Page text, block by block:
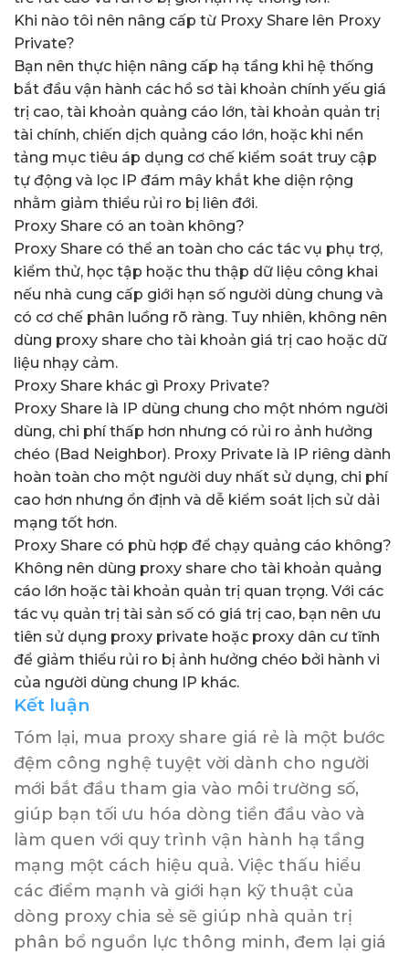
Khi nào tôi nên nâng cấp từ Proxy Share lên Proxy
Private?
Bạn nên thực hiện nâng cấp hạ tầng khi hệ thống
bắt đầu vận hành các hồ sơ tài khoản chính yếu giá
trị cao, tài khoản quảng cáo lớn, tài khoản quản trị
tài chính, chiến dịch quảng cáo lớn, hoặc khi nền
tảng mục tiêu áp dụng cơ chế kiểm soát truy cập
tự động và lọc IP đám mây khắt khe diện rộng
nhằm giảm thiểu rủi ro bị liên đới.
Proxy Share có an toàn không?
Proxy Share có thể an toàn cho các tác vụ phụ trợ,
kiểm thử, học tập hoặc thu thập dữ liệu công khai
nếu nhà cung cấp giới hạn số người dùng chung và
có cơ chế phân luồng rõ ràng. Tuy nhiên, không nên
dùng proxy share cho tài khoản giá trị cao hoặc dữ
liệu nhạy cảm.
Proxy Share khác gì Proxy Private?
Proxy Share là IP dùng chung cho một nhóm người
dùng, chi phí thấp hơn nhưng có rủi ro ảnh hưởng
chéo (Bad Neighbor). Proxy Private là IP riêng dành
hoàn toàn cho một người duy nhất sử dụng, chi phí
cao hơn nhưng ổn định và dễ kiểm soát lịch sử dải
mạng tốt hơn.
Proxy Share có phù hợp để chạy quảng cáo không?
Không nên dùng proxy share cho tài khoản quảng
cáo lớn hoặc tài khoản quản trị quan trọng. Với các
tác vụ quản trị tài sản số có giá trị cao, bạn nên ưu
tiên sử dụng proxy private hoặc proxy dân cư tĩnh
để giảm thiểu rủi ro bị ảnh hưởng chéo bởi hành vi
của người dùng chung IP khác.
Kết luận
Tóm lại, mua proxy share giá rẻ là một bước
đệm công nghệ tuyệt vời dành cho người
mới bắt đầu tham gia vào môi trường số,
giúp bạn tối ưu hóa dòng tiền đầu vào và
làm quen với quy trình vận hành hạ tầng
mạng một cách hiệu quả. Việc thấu hiểu
các điểm mạnh và giới hạn kỹ thuật của
dòng proxy chia sẻ sẽ giúp nhà quản trị
phân bổ nguồn lực thông minh, đem lại giá